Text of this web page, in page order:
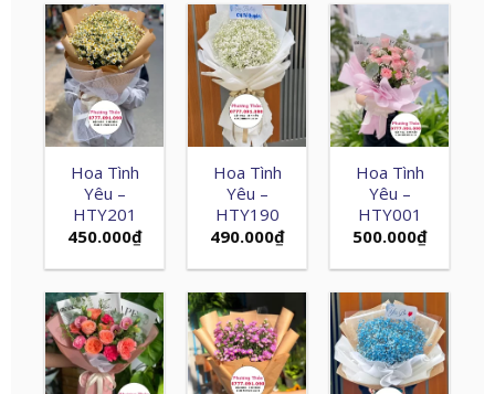
Hoa Tình
Yêu –
HTY201
450.000₫
Hoa Tình
Yêu –
HTY190
490.000₫
Hoa Tình
Yêu –
HTY001
500.000₫